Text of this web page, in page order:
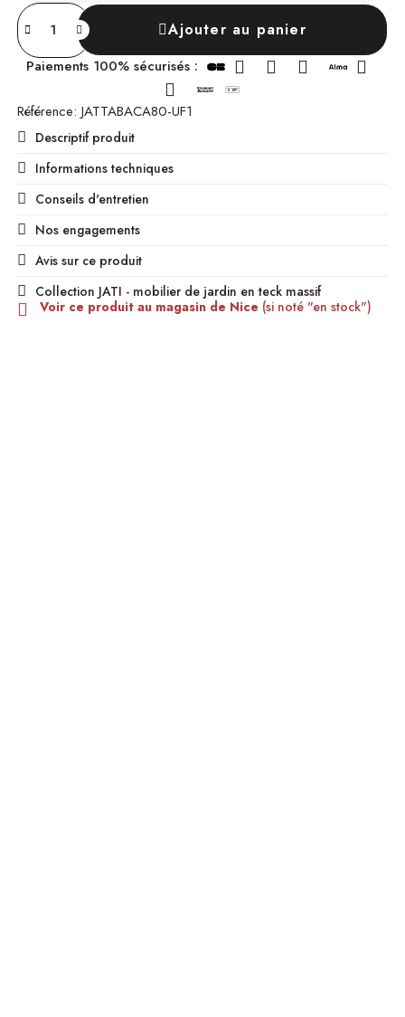
Ajouter au panier
Paiements 100% sécurisés :
Référence JATTABACA80-UF1
Descriptif produit
Informations techniques
Conseils d'entretien
Nos engagements
Avis sur ce produit
Collection JATI - mobilier de jardin en teck massif
Voir ce produit au magasin de Nice (si noté "en stock")